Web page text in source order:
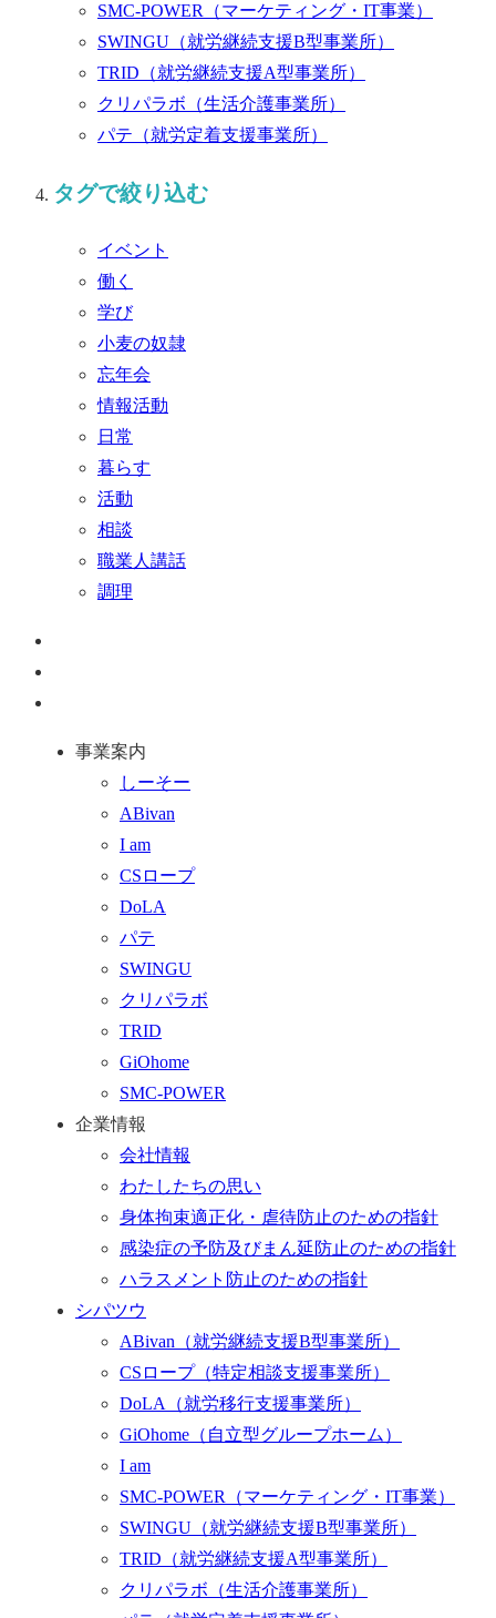
SMC-POWER （マーケティング・IT事業）
SWINGU （就労継続支援B型事業所）
TRID （就労継続支援A型事業所）
クリパラボ （生活介護事業所）
パテ （就労定着支援事業所）
タグで絞り込む
イベント
働く
学び
小麦の奴隷
忘年会
情報活動
日常
暮らす
活動
相談
職業人講話
調理
事業案内
しーそー
ABivan
I am
CSロープ
DoLA
パテ
SWINGU
クリパラボ
TRID
GiOhome
SMC-POWER
企業情報
会社情報
わたしたちの思い
身体拘束適正化・虐待防止のための指針
感染症の予防及びまん延防止のための指針
ハラスメント防止のための指針
シパツウ
ABivan （就労継続支援B型事業所）
CSロープ （特定相談支援事業所）
DoLA （就労移行支援事業所）
GiOhome （自立型グループホーム）
I am
SMC-POWER （マーケティング・IT事業）
SWINGU （就労継続支援B型事業所）
TRID （就労継続支援A型事業所）
クリパラボ （生活介護事業所）